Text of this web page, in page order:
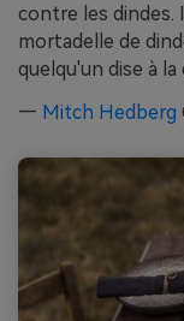
contre les dindes.
mortadelle de
quelqu'un dise à
— Mitch Hedberg